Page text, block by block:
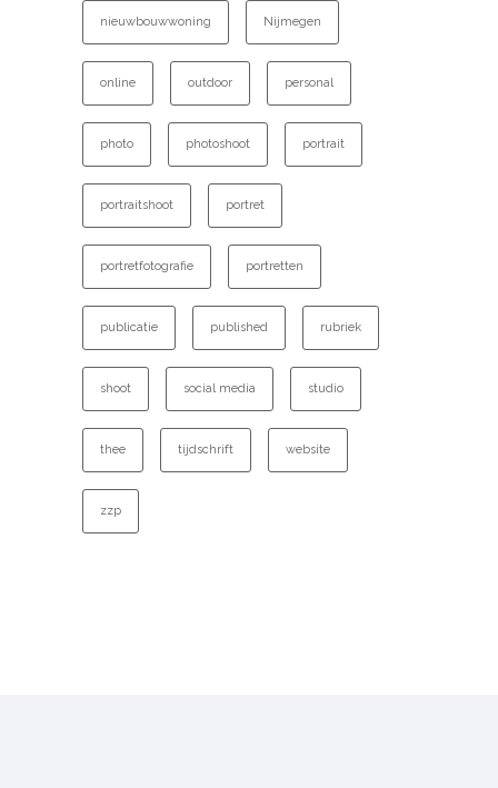
nieuwbouwwoning Nijmegen
online outdoor personal
photo photoshoot portrait
portraitshoot portret
portretfotografie portretten
publicatie published rubriek
shoot social media studio
thee tijdschrift website
zzp